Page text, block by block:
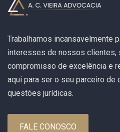
Trabalhamos incansavelmente
interesses de nossos clientes,
compromisso de excelência e
aqui para ser o seu parceiro de
questões jurídicas.
FALE CONOSCO